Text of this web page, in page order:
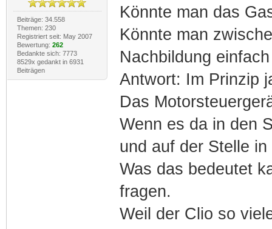
Beiträge: 34.558
Themen: 230
Registriert seit: May 2007
Bewertung: 262
Bedankte sich: 7773
8529x gedankt in 6931
Beiträgen
Könnte man das
Könnte man
Nachbildung
Antwort: Im Prinzip
Das
Wenn es da in den
und auf der Stelle
Was das bedeutet
fragen.
Weil der Clio so